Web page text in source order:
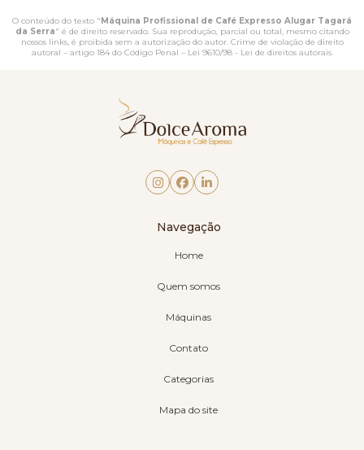
O conteúdo do texto " Máquina Profissional de Café Expresso Alugar Tagará
da Serra" é de direito reservado. Sua reprodução, parcial ou total, mesmo citando
nossos links, é proibida sem a autorização do autor. Crime de violação de direito
autoral – artigo 184 do Código Penal – Lei 9610/98 - Lei de direitos autorais.
Navegação
Home
Quem somos
Máquinas
Contato
Categorias
Mapa do site